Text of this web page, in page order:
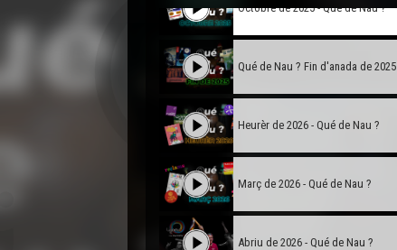
Octobre de 2025 - Qué de Nau ?
Qué de Nau ? Fin d'anada de 2025
Heurèr de 2026 - Qué de Nau ?
Març de 2026 - Qué de Nau ?
Abriu de 2026 - Qué de Nau ?